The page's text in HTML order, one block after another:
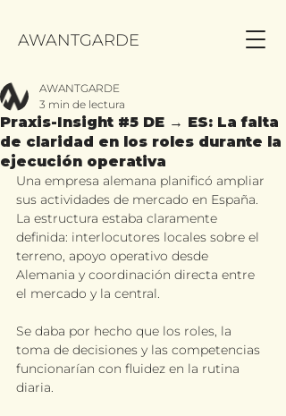
AWANTGARDE
Praxis-Insight #5 DE → ES: La falta
de claridad en los roles durante la
ejecución operativa
AWANTGARDE
3 min de lectura
Una empresa alemana planificó ampliar
sus actividades de mercado en España.
La estructura estaba claramente
definida: interlocutores locales sobre el
terreno, apoyo operativo desde
Alemania y coordinación directa entre
el mercado y la central.
Se daba por hecho que los roles, la
toma de decisiones y las competencias
funcionarían con fluidez en la rutina
diaria.